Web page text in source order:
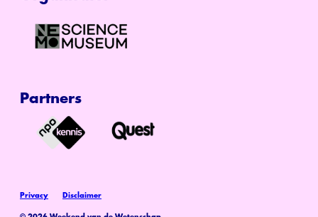
Partners
Privacy Disclaimer